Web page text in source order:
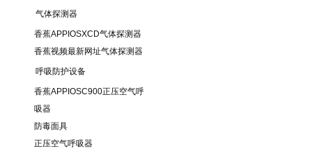
气体探测器
香蕉APPIOSXCD气体探测器
香蕉视频最新网址气体探测器
呼吸防护设备
香蕉APPIOSC900正压空气呼
吸器
防毒面具
正压空气呼吸器